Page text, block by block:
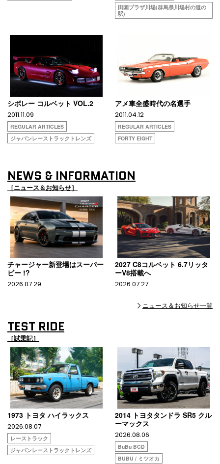
田園プラザ川場(群馬県川場村の道の
駅)
シボレー コルベット VOL.2
2011.11.09
REGULAR ARTICLES
ジャパンレーストラックトレンズ
アメ車全盛時代の名選手
2011.04.12
REGULAR ARTICLES
FORTY EIGHT
NEWS & INFORMATION
［ニュース＆お知らせ］
チャージャー新登場はスーパー
ビー !?
2026.07.29
2027 C8コルベット 6.7リッタ
ーV8搭載へ
2026.07.27
ニュース＆お知らせ一覧
TEST RIDE
［試乗記］
1973 トヨタ ハイラックス
2026.08.07
レーストラック
ジャパンレーストラックトレンズ
2014 トヨタタンドラ SR5 クル
ーマックス
2026.08.06
BuBu BCD
BUBU / ミツオカ